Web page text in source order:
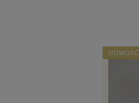
NOWOŚĆ